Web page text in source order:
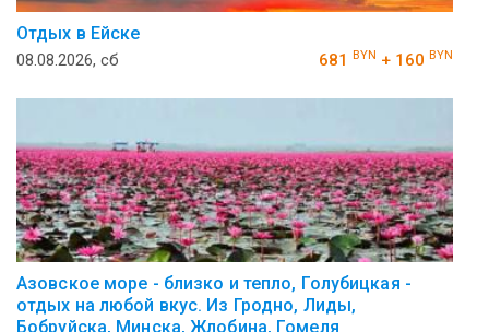
Отдых в Ейске
08.08.2026, сб 681 BYN + 160 BYN
Азовское море - близко и тепло, Голубицкая -
отдых на любой вкус. Из Гродно, Лиды,
Бобруйска, Минска, Жлобина, Гомеля